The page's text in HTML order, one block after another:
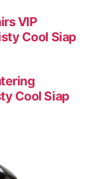
VIP
Cool Siap
Cool Siap